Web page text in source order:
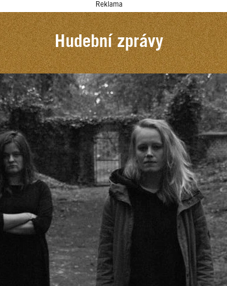
Reklama
Hudební zprávy